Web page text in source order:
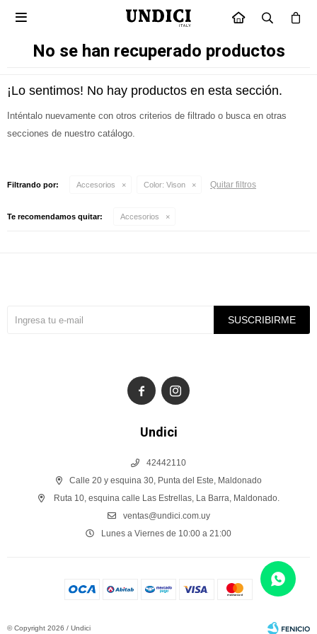
INICIO

No se han recuperado productos
¡Lo sentimos! No hay productos en esta sección.
Inténtalo nuevamente con otros criterios de filtrado o busca en otras
secciones de nuestro catálogo.
Filtrando por: Accesorios Color: Vison Quitar filtros
Te recomendamos quitar: Accesorios
Undici
42442110
Calle 20 y esquina 30, Punta del Este, Maldonado
Ruta 10, esquina calle Las Estrellas, La Barra, Maldonado.
ventas@undici.com.uy
Lunes a Viernes de 10:00 a 21:00
SUSCRIBIRME
 
© Copyright 2026 / Undici